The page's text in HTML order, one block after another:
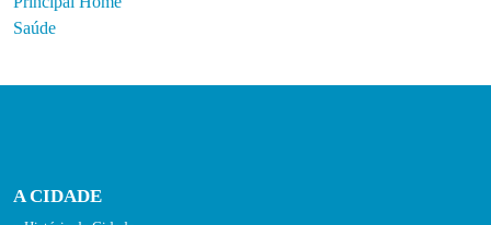
Saúde
A CIDADE